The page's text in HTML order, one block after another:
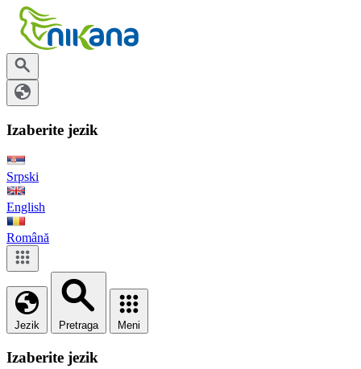
Izaberite jezik
Srpski
English
Română
Jezik Pretraga Meni
Izaberite jezik